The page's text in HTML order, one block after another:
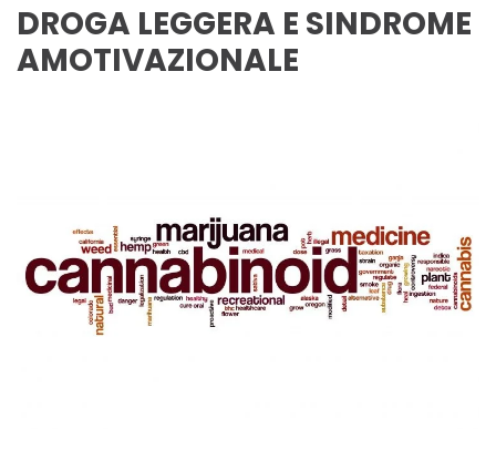
DROGA LEGGERA E SINDROME
AMOTIVAZIONALE